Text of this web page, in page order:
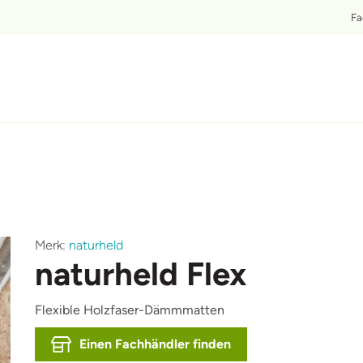
Merk: naturheld
naturheld Flex
Flexible Holzfaser-Dämmmatten
Einen Fachhändler finden